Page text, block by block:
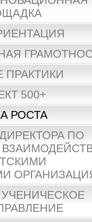
ПРАКТИКИ
500+
РОСТА
ПО